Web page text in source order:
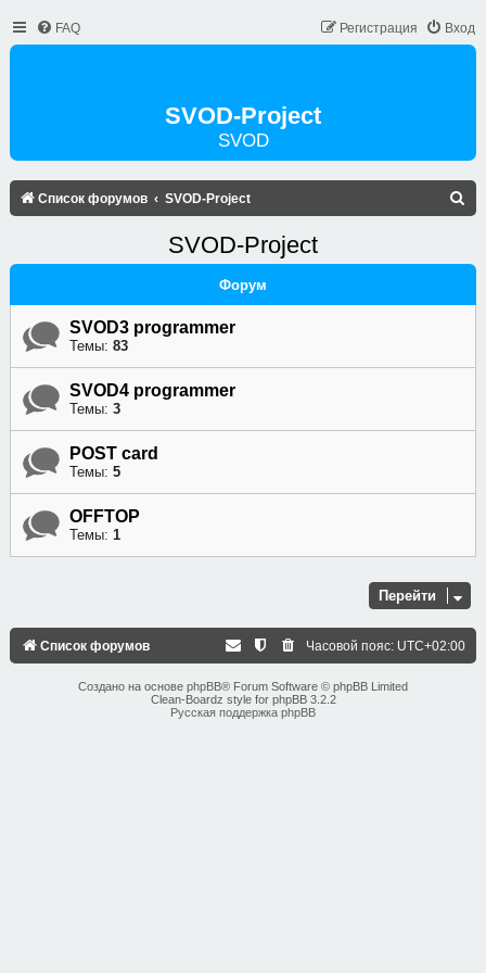
FAQ Вход
Регистрация
SVOD-Project
SVOD
Список форумов SVOD-Project
SVOD-Project
Форум
SVOD3 programmer
Темы: 83
SVOD4 programmer
Темы: 3
POST card
Темы: 5
OFFTOP
Темы: 1
Перейти
Список форумов Часовой пояс: UTC+02:00
Создано на основе phpBB® Forum Software © phpBB Limited
Clean-Boardz style for phpBB 3.2.2
Русская поддержка phpBB